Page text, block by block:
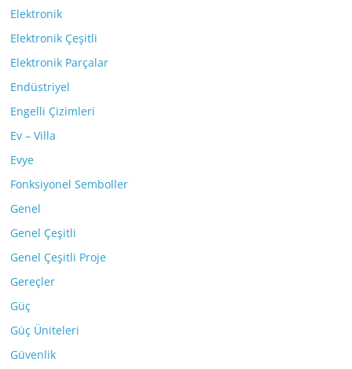
Elektronik
Elektronik Çeşitli
Elektronik Parçalar
Endüstriyel
Engelli Çizimleri
Ev – Villa
Evye
Fonksiyonel Semboller
Genel
Genel Çeşitli
Genel Çeşitli Proje
Gereçler
Güç
Güç Üniteleri
Güvenlik